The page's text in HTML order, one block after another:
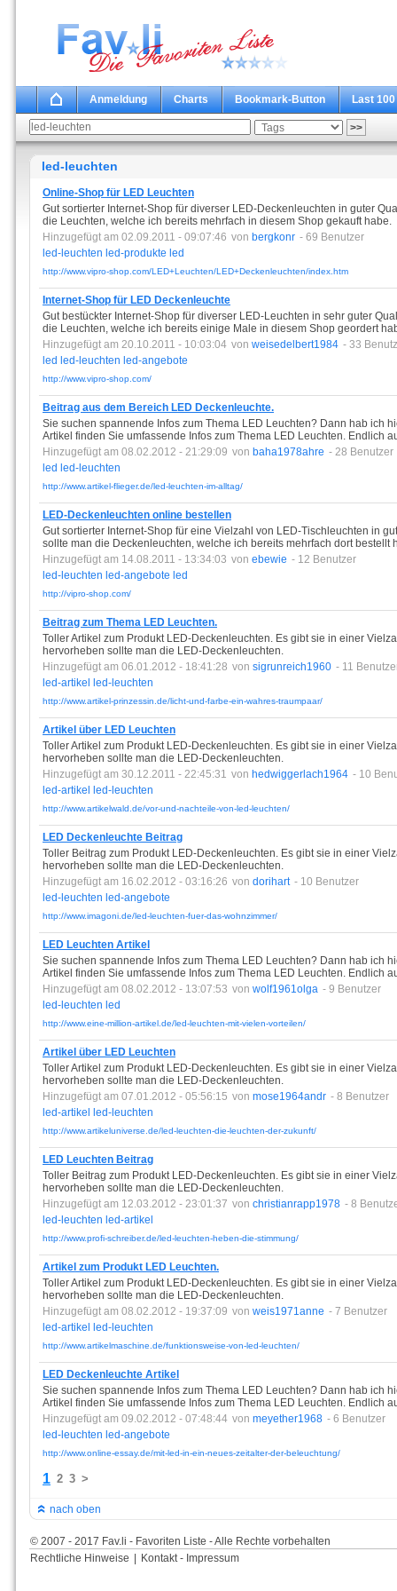
Anmeldung Charts Bookmark-Button Last 100
led-leuchten
Online-Shop für LED Leuchten
Gut sortierter Internet-Shop für diverser LED-Deckenleuchten in guter
die Leuchten, welche ich bereits mehrfach in diesem Shop gekauft habe.
Hinzugefügt am 02.09.2011 - 09:07:46 von bergkonr - 69 Benutzer
led-leuchten led-produkte led
http://www.vipro-shop.com/LED+Leuchten/LED+Deckenleuchten/index.htm
Internet-Shop für LED Deckenleuchte
Gut bestückter Internet-Shop für diverser LED-Leuchten in sehr guter
die Leuchten, welche ich bereits einige Male in diesem Shop geordert
Hinzugefügt am 20.10.2011 - 10:03:04 von weisedelbert1984 - 33
led led-leuchten led-angebote
http://www.vipro-shop.com/
Beitrag aus dem Bereich LED Deckenleuchte.
Sie suchen spannende Infos zum Thema LED Leuchten? Dann hab ich
Artikel finden Sie umfassende Infos zum Thema LED Leuchten. Endlich
Hinzugefügt am 08.02.2012 - 21:29:09 von baha1978ahre - 28 Benutzer
led led-leuchten
http://www.artikel-flieger.de/led-leuchten-im-alltag/
LED-Deckenleuchten online bestellen
Gut sortierter Internet-Shop für eine Vielzahl von LED-Tischleuchten in
sollte man die Deckenleuchten, welche ich bereits mehrfach dort bestellt
Hinzugefügt am 14.08.2011 - 13:34:03 von ebewie - 12 Benutzer
led-leuchten led-angebote led
http://vipro-shop.com/
Beitrag zum Thema LED Leuchten.
Toller Artikel zum Produkt LED-Deckenleuchten. Es gibt sie in einer
hervorheben sollte man die LED-Deckenleuchten.
Hinzugefügt am 06.01.2012 - 18:41:28 von sigrunreich1960 - 11
led-artikel
led-leuchten
http://www.artikel-prinzessin.de/licht-und-farbe-ein-wahres-traumpaar/
Artikel über LED Leuchten
Toller Artikel zum Produkt LED-Deckenleuchten. Es gibt sie in einer
hervorheben sollte man die LED-Deckenleuchten.
Hinzugefügt am 30.12.2011 - 22:45:31 von hedwiggerlach1964 - 10
led-artikel
led-leuchten
http://www.artikelwald.de/vor-und-nachteile-von-led-leuchten/
LED Deckenleuchte Beitrag
Toller Beitrag zum Produkt LED-Deckenleuchten. Es gibt sie in einer
hervorheben sollte man die LED-Deckenleuchten.
Hinzugefügt am 16.02.2012 - 03:16:26 von dorihart - 10 Benutzer
led-leuchten led-angebote
http://www.imagoni.de/led-leuchten-fuer-das-wohnzimmer/
LED Leuchten Artikel
Sie suchen spannende Infos zum Thema LED Leuchten? Dann hab ich
Artikel finden Sie umfassende Infos zum Thema LED Leuchten. Endlich
Hinzugefügt am 08.02.2012 - 13:07:53 von wolf1961olga - 9 Benutzer
led-leuchten led
http://www.eine-million-artikel.de/led-leuchten-mit-vielen-vorteilen/
Artikel über LED Leuchten
Toller Artikel zum Produkt LED-Deckenleuchten. Es gibt sie in einer
hervorheben sollte man die LED-Deckenleuchten.
Hinzugefügt am 07.01.2012 - 05:56:15 von mose1964andr - 8 Benutzer
led-artikel
led-leuchten
http://www.artikeluniverse.de/led-leuchten-die-leuchten-der-zukunft/
LED Leuchten Beitrag
Toller Beitrag zum Produkt LED-Deckenleuchten. Es gibt sie in einer
hervorheben sollte man die LED-Deckenleuchten.
Hinzugefügt am 12.03.2012 - 23:01:37 von christianrapp1978 - 8
led-leuchten led-artikel
http://www.profi-schreiber.de/led-leuchten-heben-die-stimmung/
Artikel zum Produkt LED Leuchten.
Toller Artikel zum Produkt LED-Deckenleuchten. Es gibt sie in einer
hervorheben sollte man die LED-Deckenleuchten.
Hinzugefügt am 08.02.2012 - 19:37:09 von weis1971anne - 7 Benutzer
led-artikel
led-leuchten
http://www.artikelmaschine.de/funktionsweise-von-led-leuchten/
LED Deckenleuchte Artikel
Sie suchen spannende Infos zum Thema LED Leuchten? Dann hab ich
Artikel finden Sie umfassende Infos zum Thema LED Leuchten. Endlich
Hinzugefügt am 09.02.2012 - 07:48:44 von meyether1968 - 6 Benutzer
led-leuchten led-angebote
http://www.online-essay.de/mit-led-in-ein-neues-zeitalter-der-beleuchtung/
1 2 3 >
nach oben
© 2007 - 2017 Fav.li - Favoriten Liste - Alle Rechte vorbehalten
Rechtliche Hinweise
Kontakt - Impressum